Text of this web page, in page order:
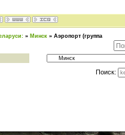
» Минск » Аэропорт (группа
Поиск: